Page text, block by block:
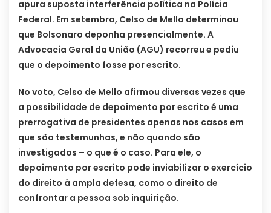
apura suposta interferência política na Polícia
Federal. Em setembro, Celso de Mello determinou
que Bolsonaro deponha presencialmente. A
Advocacia Geral da União (AGU) recorreu e pediu
que o depoimento fosse por escrito.
No voto, Celso de Mello afirmou diversas vezes que
a possibilidade de depoimento por escrito é uma
prerrogativa de presidentes apenas nos casos em
que são testemunhas, e não quando são
investigados – o que é o caso. Para ele, o
depoimento por escrito pode inviabilizar o exercício
do direito à ampla defesa, como o direito de
confrontar a pessoa sob inquirição.